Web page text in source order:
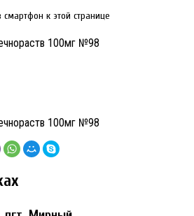
к этой странице
100мг №98
100мг №98